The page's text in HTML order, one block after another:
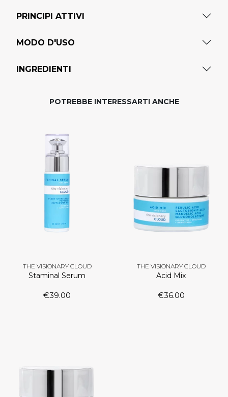
PRINCIPI ATTIVI
MODO D'USO
INGREDIENTI
POTREBBE INTERESSARTI ANCHE
THE VISIONARY CLOUD
Staminal Serum
€39.00
THE VISIONARY CLOUD
Acid Mix
€36.00